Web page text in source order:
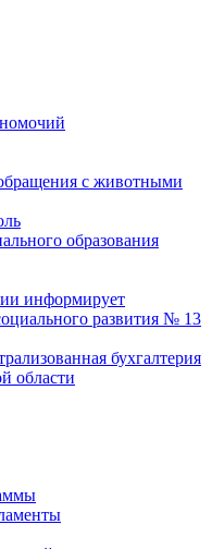
с животными
образования
информирует
развития № 13
бухгалтерия
области